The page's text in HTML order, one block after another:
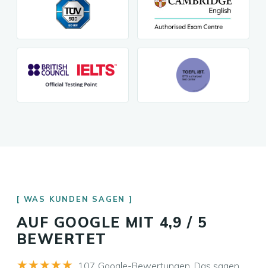
WAS KUNDEN SAGEN
AUF GOOGLE MIT 4,9 / 5
BEWERTET
★★★★★ 107 Google-Bewertungen. Das sagen